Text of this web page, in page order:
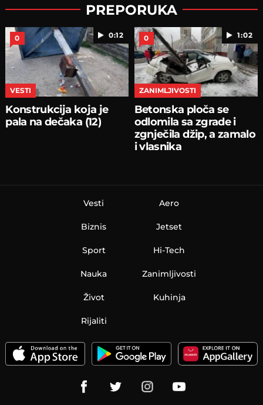
PREPORUKA
0:12
0
VESTI
Konstrukcija koja je
pala na dečaka (12)
1:02
0
ZANIMLJIVOSTI
Betonska ploča se
odlomila sa zgrade i
zgnječila džip, a zamalo
i vlasnika
Vesti
Biznis
Sport
Nauka
Aero
Jetset
Hi-Tech
Zanimljivosti
Život Kuhinja
Rijaliti